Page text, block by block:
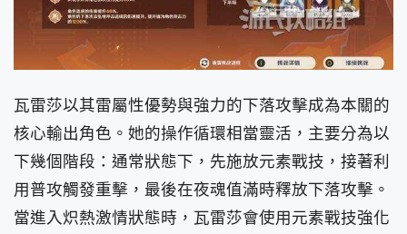
瓦雷莎以其雷屬性優勢與強力的下落攻擊成為本關的
核心輸出角色。她的操作循環相當靈活，主要分為以
下幾個階段：通常狀態下，先施放元素戰技，接著利
用普攻觸發重擊，最後在夜魂值滿時釋放下落攻擊。
當進入炽熱激情狀態時，瓦雷莎會使用元素戰技強化